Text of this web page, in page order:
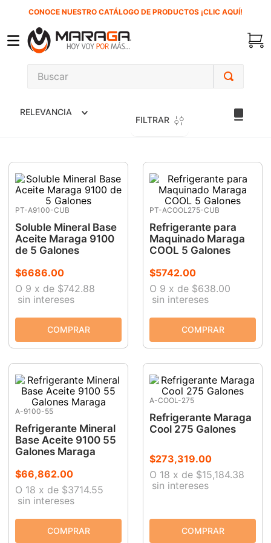
CONOCE NUESTRO CATÁLOGO DE PRODUCTOS ¡CLIC AQUÍ!
Buscar
RELEVANCIA
FILTRAR
PT-A9100-CUB
Soluble Mineral Base
Aceite Maraga 9100
de 5 Galones
$6686.00
O 9 x de $742.88
sin intereses
PT-ACOOL275-CUB
Refrigerante para
Maquinado Maraga
COOL 5 Galones
$5742.00
O 9 x de $638.00
sin intereses
A-9100-55
Refrigerante Mineral
Base Aceite 9100 55
Galones Maraga
$66,862.00
O 18 x de $3714.55
sin intereses
A-COOL-275
Refrigerante Maraga
Cool 275 Galones
$273,319.00
O 18 x de $15,184.38
sin intereses
carbones
3.
interruptor
4
sierra cinta
esmeriladora
sierra sable
clavos
ke500